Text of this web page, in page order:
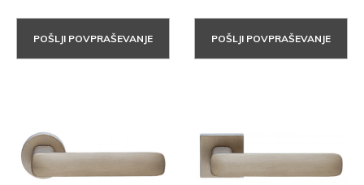
POŠLJI POVPRAŠEVANJE POŠLJI POVPRAŠEVANJE